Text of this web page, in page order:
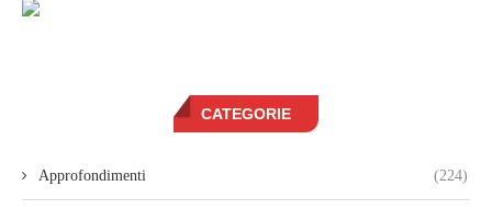
CATEGORIE
Approfondimenti (224)